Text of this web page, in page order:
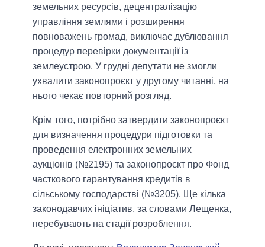
земельних ресурсів, децентралізацію
управління землями і розширення
повноважень громад, виключає дублювання
процедур перевірки документації із
землеустрою. У грудні депутати не змогли
ухвалити законопроєкт у другому читанні, на
нього чекає повторний розгляд.
Крім того, потрібно затвердити законопроєкт
для визначення процедури підготовки та
проведення електронних земельних
аукціонів (№2195) та законопроєкт про Фонд
часткового гарантування кредитів в
сільському господарстві (№3205). Ще кілька
законодавчих ініціатив, за словами Лещенка,
перебувають на стадії розроблення.